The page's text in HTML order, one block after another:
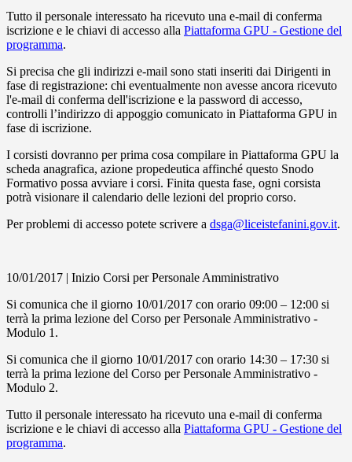
Tutto il personale interessato ha ricevuto una e-mail di conferma
iscrizione e le chiavi di accesso alla Piattaforma GPU - Gestione del
programma.
Si precisa che gli indirizzi e-mail sono stati inseriti dai Dirigenti in
fase di registrazione: chi eventualmente non avesse ancora ricevuto
l'e-mail di conferma dell'iscrizione e la password di accesso,
controlli l’indirizzo di appoggio comunicato in Piattaforma GPU in
fase di iscrizione.
I corsisti dovranno per prima cosa compilare in Piattaforma GPU la
scheda anagrafica, azione propedeutica affinché questo Snodo
Formativo possa avviare i corsi. Finita questa fase, ogni corsista
potrà visionare il calendario delle lezioni del proprio corso.
Per problemi di accesso potete scrivere a dsga@liceistefanini.gov.it.
10/01/2017 | Inizio Corsi per Personale Amministrativo
Si comunica che il giorno 10/01/2017 con orario 09:00 – 12:00 si
terrà la prima lezione del Corso per Personale Amministrativo -
Modulo 1.
Si comunica che il giorno 10/01/2017 con orario 14:30 – 17:30 si
terrà la prima lezione del Corso per Personale Amministrativo -
Modulo 2.
Tutto il personale interessato ha ricevuto una e-mail di conferma
iscrizione e le chiavi di accesso alla Piattaforma GPU - Gestione del
programma.